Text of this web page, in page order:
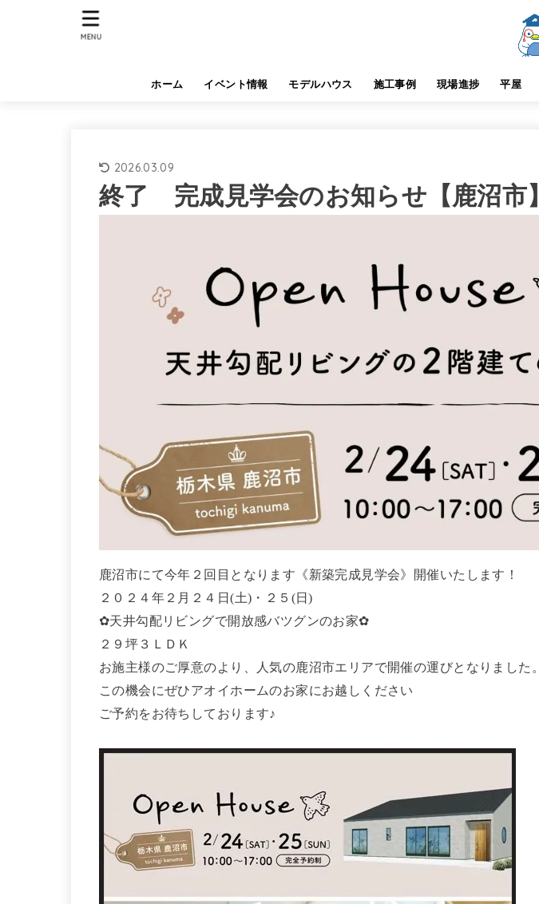
ホーム イベント情報 モデルハウス 施工事例 現場進捗 平屋
MENU
2026.03.09
終了 完成見学会のお知らせ【鹿沼市】
鹿沼市にて今年２回目となります《新築完成見学会》開催いたします！
２０２４年２月２４日(土)・２５(日)
✿天井勾配リビングで開放感バツグンのお家✿
２９坪３ＬＤＫ
お施主様のご厚意のより、人気の鹿沼市エリアで開催の運びとなりました。
この機会にぜひアオイホームのお家にお越しください
ご予約をお待ちしております♪